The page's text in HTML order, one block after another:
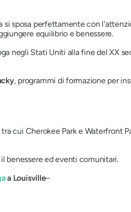
sposa perfettamente con
equilibrio e benessere.
negli Stati Uniti alla fine del XX
, programmi di formazione per
cui Cherokee Park e Waterfront
benessere ed eventi comunitari.
a Louisville–